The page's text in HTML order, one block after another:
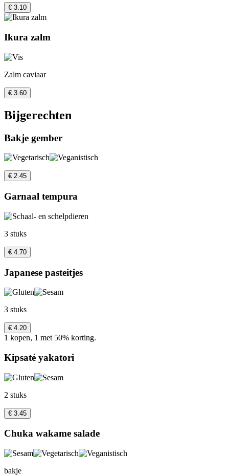
€ 3.10
Ikura zalm
Zalm caviaar
€ 3.60
Bijgerechten
Bakje gember
€ 2.45
Garnaal tempura
3 stuks
€ 4.70
Japanese pasteitjes
3 stuks
€ 4.20
1 kopen, 1 met 50% korting.
Kipsaté yakatori
2 stuks
€ 3.45
Chuka wakame salade
bakje